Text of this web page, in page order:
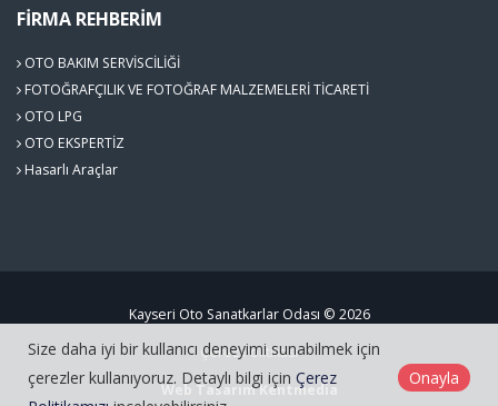
FIRMA REHBERIM
OTO BAKIM SERVİSCİLİĞİ
FOTOĞRAFÇILIK VE FOTOĞRAF MALZEMELERİ TİCARETİ
OTO LPG
OTO EKSPERTİZ
Hasarlı Araçlar
Kayseri Oto Sanatkarlar Odası © 2026
Çerez Politikası
Web TasarımKentmedia
Size daha iyi bir kullanıcı deneyimi sunabilmek için
çerezler kullanıyoruz. Detaylı bilgi için Çerez
Onayla